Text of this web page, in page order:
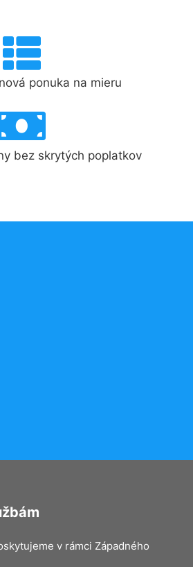
ponuka na mieru
bez skrytých poplatkov
v rámci Západného